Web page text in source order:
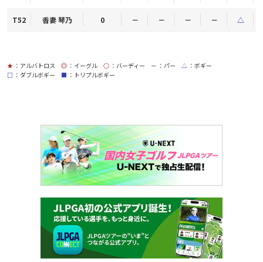
T52 香妻 琴乃 0 － － － － △
★ ：アルバトロス ◎ ：イーグル ○ ：バーディー － ：パー △ ：ボギー
□ ：ダブルボギー ■ ：トリプルボギー